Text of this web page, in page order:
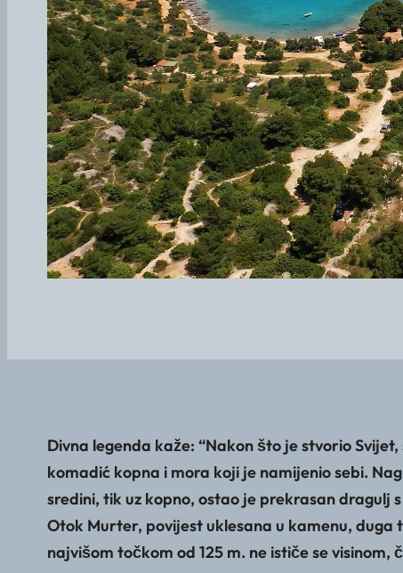
Divna legenda kaže: “Nakon što je stvorio
komadić kopna i mora koji je namijenio sebi.
sredini, tik uz kopno, ostao je prekrasan dragulj
Otok Murter, povijest uklesana u kamenu,
najvišom točkom od 125 m. ne ističe se